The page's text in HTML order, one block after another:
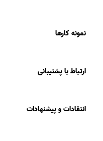
نمونه کارها
ارتباط با پشتیبانی
انتقادات و پیشنهادات